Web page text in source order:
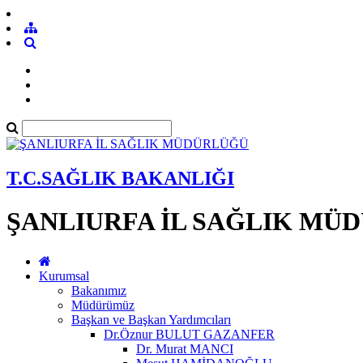
T.C.SAĞLIK BAKANLIĞI
ŞANLIURFA İL SAĞLIK
Kurumsal
Bakanımız
Müdürümüz
Başkan ve Başkan Yardımcıları
Dr.Öznur BULUT GAZANFER
Dr. Murat MANCI